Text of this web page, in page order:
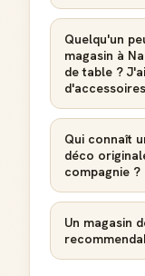
Quelqu'un
magasin à
de table ?
Qui connaît
déco
compagnie ?
Un magasin